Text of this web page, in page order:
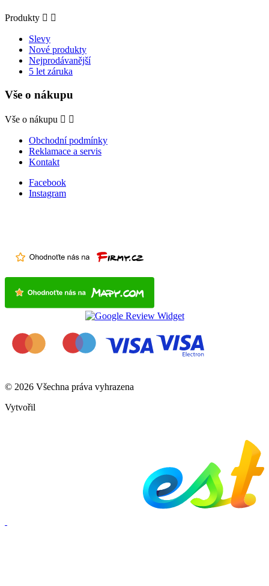
Produkty  
Slevy
Nové produkty
Nejprodávanější
5 let záruka
Vše o nákupu
Vše o nákupu  
Obchodní podmínky
Reklamace a servis
Kontakt
Facebook
Instagram
© 2026 Všechna práva vyhrazena
Vytvořil